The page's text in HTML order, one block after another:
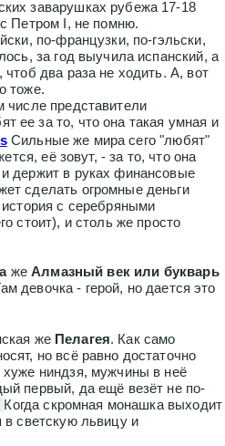
заварушках рубежа 17-18
Петром I, не помню.
по-французки, по-гэльски,
за год выучила испанский, а
чтоб два раза не ходить. А, вот
тоже.
представители
ее за то, что она такая умная и
Сильные же мира сего "любят"
её зовут, - за то, что она
держит в руках финансовые
сделать огромные деньги
история с серебряными
стоит), и столь же просто
жеАлмазный век или букварь
ам девочка - герой, но дается это
же Пелагея. Как само
но всё равно достаточно
ниндзя, мужчины в неё
первый, да ещё везёт не по-
Когда скромная монашка выходит
светскую львицу и